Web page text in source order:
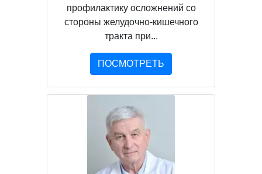
профилактику осложнений со
стороны желудочно-кишечного
тракта при...
ПОСМОТРЕТЬ